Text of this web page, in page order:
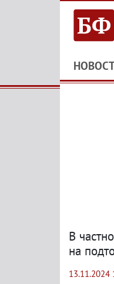
В
на
13.11.2024